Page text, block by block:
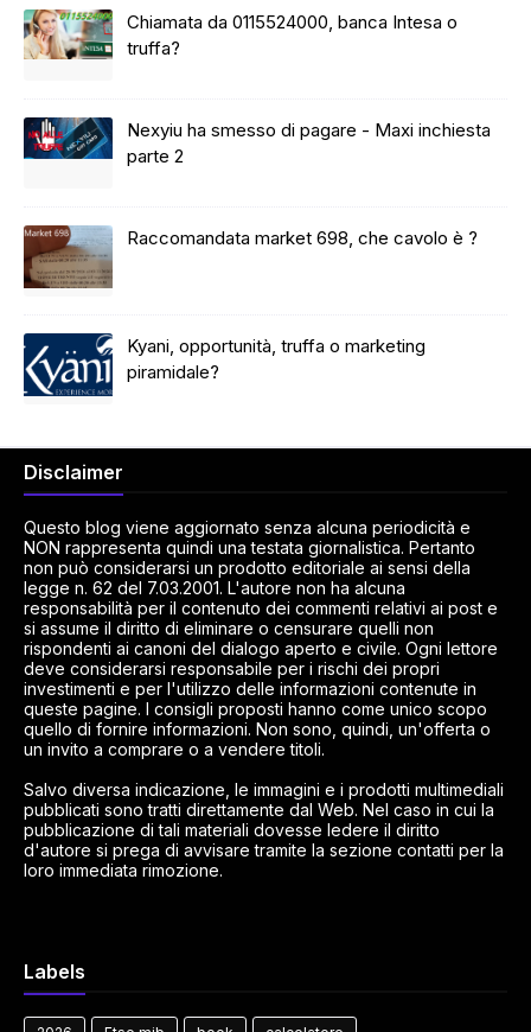
Chiamata da 0115524000, banca Intesa o
truffa?
Nexyiu ha smesso di pagare - Maxi inchiesta
parte 2
Raccomandata market 698, che cavolo è ?
Kyani, opportunità, truffa o marketing
piramidale?
Disclaimer
Questo blog viene aggiornato senza alcuna periodicità e
NON rappresenta quindi una testata giornalistica. Pertanto
non può considerarsi un prodotto editoriale ai sensi della
legge n. 62 del 7.03.2001. L'autore non ha alcuna
responsabilità per il contenuto dei commenti relativi ai post e
si assume il diritto di eliminare o censurare quelli non
rispondenti ai canoni del dialogo aperto e civile. Ogni lettore
deve considerarsi responsabile per i rischi dei propri
investimenti e per l'utilizzo delle informazioni contenute in
queste pagine. I consigli proposti hanno come unico scopo
quello di fornire informazioni. Non sono, quindi, un'offerta o
un invito a comprare o a vendere titoli.
Salvo diversa indicazione, le immagini e i prodotti multimediali
pubblicati sono tratti direttamente dal Web. Nel caso in cui la
pubblicazione di tali materiali dovesse ledere il diritto
d'autore si prega di avvisare tramite la sezione contatti per la
loro immediata rimozione.
Labels